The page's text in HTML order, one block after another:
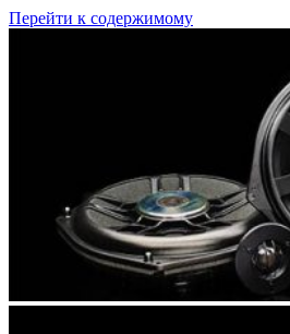
Перейти к содержимому